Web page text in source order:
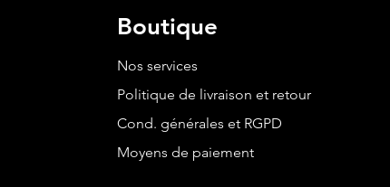
Boutique
Nos services
Politique de livraison et retour
Cond. générales et RGPD
Moyens de paiement